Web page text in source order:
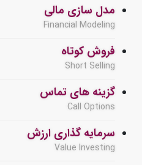
مدل سازی مالی
Financial Modeling
فروش کوتاه
Short Selling
گزینه های تماس
Call Options
سرمایه گذاری ارزش
Value Investing